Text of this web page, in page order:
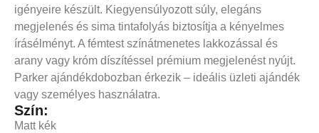
igényeire készült. Kiegyensúlyozott súly, elegáns
megjelenés és sima tintafolyás biztosítja a kényelmes
írásélményt. A fémtest színátmenetes lakkozással és
arany vagy króm díszítéssel prémium megjelenést nyújt.
Parker ajándékdobozban érkezik – ideális üzleti ajándék
vagy személyes használatra.
Szín:
Matt kék